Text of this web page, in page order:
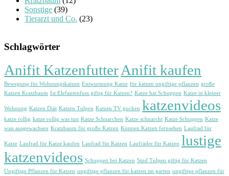
Sonstige (39)
Tierarzt und Co. (23)
Schlagwörter
Anifit KatzenfutterAnifit kaufen
Bewegung für Wohnungskatzen Entwurmung Katze für katzen ungiftige pflanzen große
Katzen Kratzbaum Ist Elefantenfuss giftig für Katzen? Katze hat Schuppen Katze in kleiner
Wohnung Katzen Diät Katzen Tulpen Katzen TV gucken katzenvideos
katze rollig katze rollig was tun Katze Schnarchen Katze schnarcht Katze Schuppen Katze
wan ausgewachsen Kratzbaum für große Katzen Können Katzen fernsehen Laufrad für
Katze Laufrad für Katze kaufen Laufrad für Katzen Laufräder für Katzen lustige
katzenvideos Schuppen bei Katzen Sind Tulpen giftig für Katzen
Ungiftige Pflanzen für Katzen ungiftige pflanzen für katzen im garten ungiftige pflanzen für